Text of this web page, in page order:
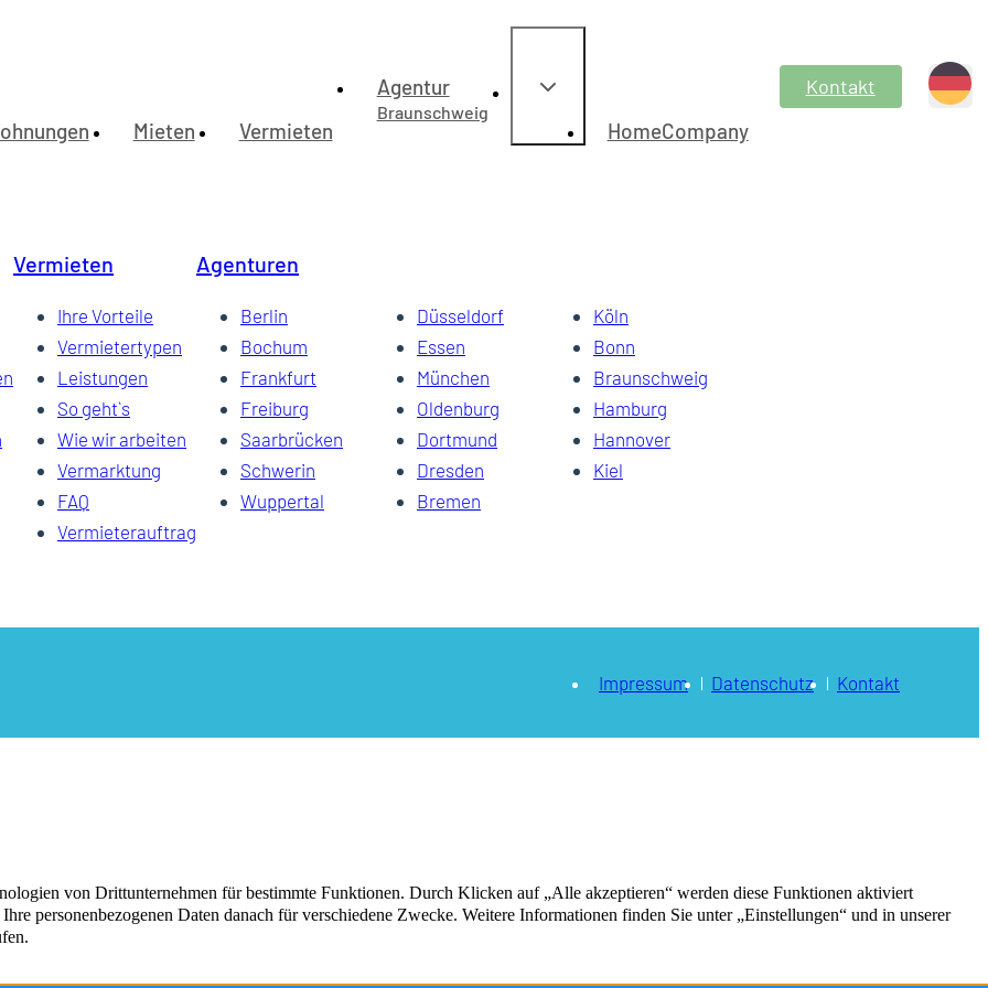
Mieten Vermieten
Agentur
Braunschweig
HomeCompany
Kontakt
Mit Terrasse und Garten.
über 2 Ebenen.
wenig Schrägen), mit Balkon.
und top sanierte Wohnung, separater PKW-Stellplatz vor dem Haus.
Stellplatz in der TG.
Schrägen) mit großer Dachterrasse. Direkte Innenstadt-Lage.
Vermieten
Ihre Vorteile
Vermietertypen
Leistungen
So geht`s
Wie wir arbeiten
Vermarktung
FAQ
Vermieterauftrag
Agenturen
Berlin Düsseldorf
Köln
Bochum
Essen
Bonn
Frankfurt
München
Braunschweig
Freiburg
Oldenburg
Hamburg
Saarbrücken
Dortmund
Hannover
Schwerin
Dresden
Kiel
Wuppertal
Bremen
Impressum Datenschutz Kontakt